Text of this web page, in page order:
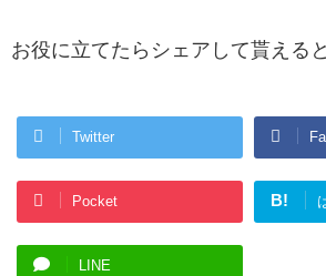
お役に立てたらシェアして貰える
Twitter
Pocket B!
LINE